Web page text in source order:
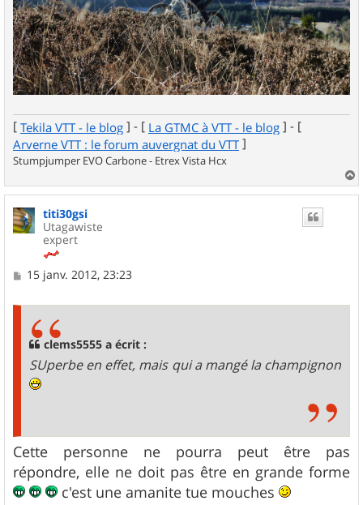
[ Tekila VTT - le blog ] - [ La GTMC à VTT - le blog ] - [
Arverne VTT : le forum auvergnat du VTT ]
Stumpjumper EVO Carbone - Etrex Vista Hcx
a
titi30gsi
Utagawiste
expert
M15 janv. 2012, 23:23
clems5555 a écrit :
SUperbe en effet, mais qui a mangé la champignon
Cette personne ne pourra peut être pas
répondre, elle ne doit pas être en grande forme
c'est une amanite tue mouches